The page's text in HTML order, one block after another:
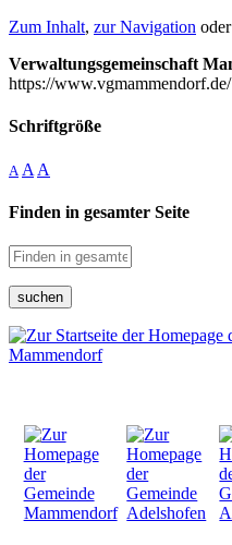
Zum Inhalt, zur Navigation oder
Verwaltungsgemeinschaft
https://www.vgmammendorf.de/
Schriftgröße
A A A
Finden in gesamter Seite
suchen